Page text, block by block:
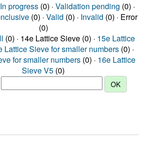
In progress(0) · Validation pending (0) ·
(0) · Valid (0) · Invalid (0) · Error
(0)
(0) · 14e Lattice Sieve (0) · 15e Lattice
Lattice Sieve for smaller numbers (0) ·
for smaller numbers (0) · 16e Lattice
Sieve V5 (0)